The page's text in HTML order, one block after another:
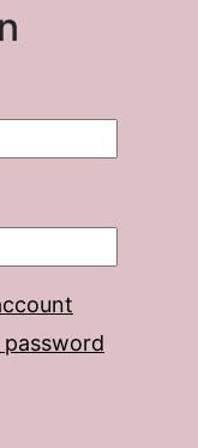
password